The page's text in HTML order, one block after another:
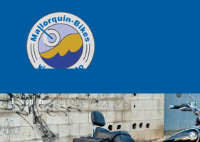
1 von 6